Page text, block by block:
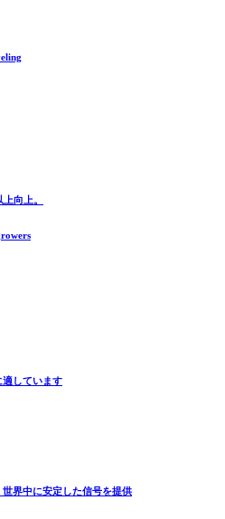
向上。
しています
界中に安定した信号を提供